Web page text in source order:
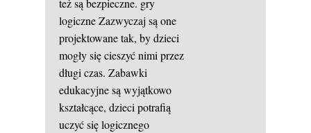
logiczneZazwyczaj są one
projektowane tak, by dzieci
mogły się cieszyć nimi przez
długi czas. Zabawki
edukacyjne są wyjątkowo
kształcące, dzieci potrafią
uczyć się logicznego